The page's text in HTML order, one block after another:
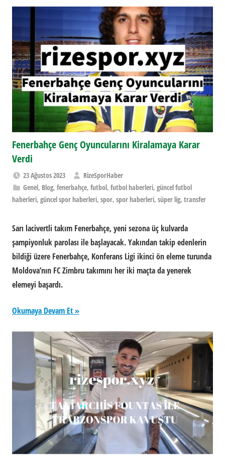
Fenerbahçe Genç Oyuncularını Kiralamaya Karar
Verdi
23 Ağustos 2023
RizeSporHaber
Genel, Blog,fenerbahçe,futbol,futbol haberleri,güncel futbol
haberleri, güncel spor haberleri, spor, spor haberleri, süper lig, transfer
Sarı lacivertli takım Fenerbahçe, yeni sezona üç kulvarda
şampiyonluk parolası ile başlayacak. Yakından takip edenlerin
bildiği üzere Fenerbahçe, Konferans Ligi ikinci ön eleme turunda
Moldova’nın FC Zimbru takımını her iki maçta da yenerek
elemeyi başardı.
Okumaya Devam Et